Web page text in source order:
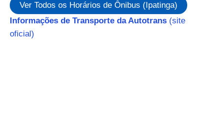
Ver Todos os Horários de Ônibus (Ipatinga)
Informações de Transporte da Autotrans (site
oficial)